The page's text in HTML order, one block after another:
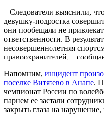
– Следователи выяснили,
девушку-подростка
они пообещали не
ответственности. В
несовершеннолетняя
правоохранителей, –
Напомним, инцидент
поселке Витязево в Анапе.
чемпионат России по
парнем ее застали
закрыть глаза на